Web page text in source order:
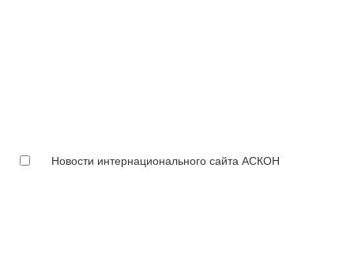
Новости интернационального сайта АСКОН